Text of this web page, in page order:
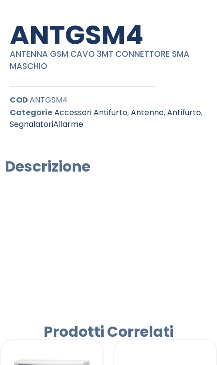
ANTGSM4
ANTENNA GSM CAVO 3MT CONNETTORE SMA
MASCHIO
CODANTGSM4
CategorieAccessori Antifurto,Antenne,Antifurto,
SegnalatoriAllarme
Descrizione
Prodotti Correlati